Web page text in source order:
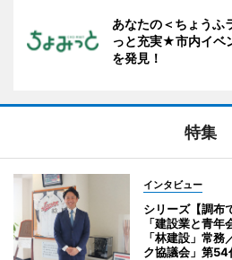
あなたの＜ちょうふ
っと充実★市内イベ
を発見！
特集
インタビュー
シリーズ【調布
「建設業と青年
「林建設」常
ク協議会」第